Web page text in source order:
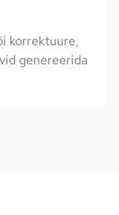
korrektuure,
genereerida